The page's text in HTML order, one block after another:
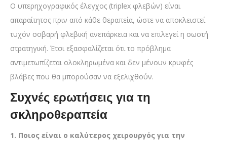
Ο υπερηχογραφικός έλεγχος (triplex φλεβών) είναι
απαραίτητος πριν από κάθε θεραπεία, ώστε να αποκλειστεί
τυχόν σοβαρή φλεβική ανεπάρκεια και να επιλεγεί η σωστή
στρατηγική. Έτσι εξασφαλίζεται ότι το πρόβλημα
αντιμετωπίζεται ολοκληρωμένα και δεν μένουν κρυφές
βλάβες που θα μπορούσαν να εξελιχθούν.
Συχνές ερωτήσεις για τη
σκληροθεραπεία
1. Ποιος είναι ο καλύτερος χειρουργός για την